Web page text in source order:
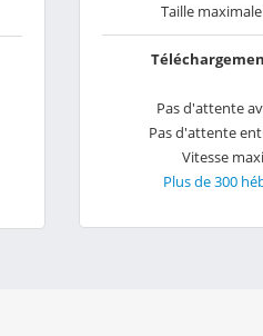
Taille
Pas d'attente
Pas d'attente
Vitesse
Plus de 300